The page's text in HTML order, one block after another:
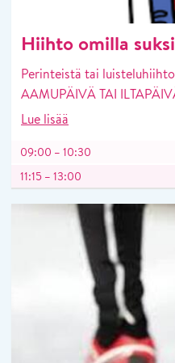
Hiihto omilla
Perinteistä tai
AAMUPÄIVÄ TAI
Lue lisää
09:00 – 10:30
11:15 – 13:00